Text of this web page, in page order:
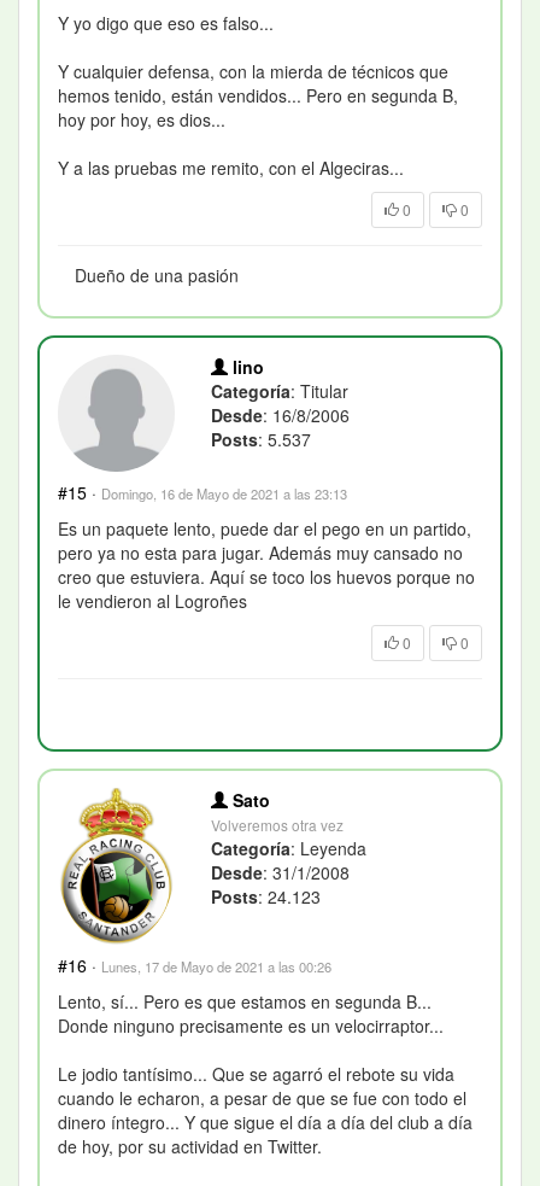
Y yo digo que eso es falso...
Y cualquier defensa, con la mierda de técnicos que
hemos tenido, están vendidos... Pero en segunda B,
hoy por hoy, es dios...
Y a las pruebas me remito, con el Algeciras...
0 0
Dueño de una pasión
lino
Categoría: Titular
Desde: 16/8/2006
Posts: 5.537
#15 · Domingo, 16 de Mayo de 2021 a las 23:13
Es un paquete lento, puede dar el pego en un partido,
pero ya no esta para jugar. Además muy cansado no
creo que estuviera. Aquí se toco los huevos porque no
le vendieron al Logroñes
0 0
Sato
Volveremos otra vez
Categoría: Leyenda
Desde: 31/1/2008
Posts: 24.123
#16 · Lunes, 17 de Mayo de 2021 a las 00:26
Lento, sí... Pero es que estamos en segunda B...
Donde ninguno precisamente es un velocirraptor...
Le jodio tantísimo... Que se agarró el rebote su vida
cuando le echaron, a pesar de que se fue con todo el
dinero íntegro... Y que sigue el día a día del club a día
de hoy, por su actividad en Twitter.